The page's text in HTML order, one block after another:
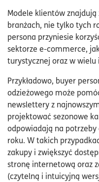
Modele klientów
branżach, nie tylko tych
persona przyniesie
sektorze e-commerce,
turystycznej oraz w wielu
Przykładowo, buyer
odzieżowego może
newslettery z
projektować sezonowe
odpowiadają na
roku. W takich
zakupy i zwiększyć
stronę internetową oraz
(czytelną i intuicyjną